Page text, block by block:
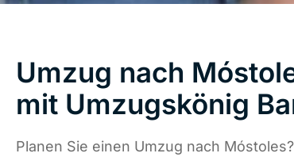
Umzug nach
mit Umzugskönig
Planen Sie einen Umzug nach